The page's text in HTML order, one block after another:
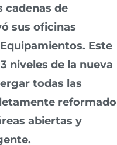
cadenas de
sus oficinas
. Este
niveles de la nueva
todas las
reformado
abiertas y